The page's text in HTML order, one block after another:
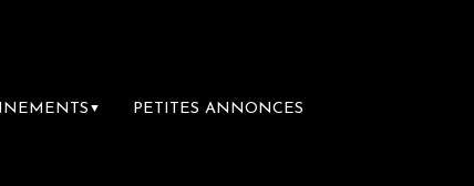
▼ PETITES ANNONCES